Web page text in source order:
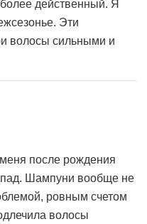
действенный. Я
Эти
волосы сильными и
после рождения
Шампуни вообще не
ровным счетом
волосы